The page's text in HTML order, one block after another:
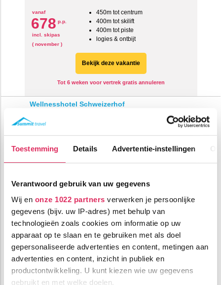
Toestemming Details Advertentie-instellingen
Verantwoord gebruik van uw gegevens
Wij en onze 1022 partners verwerken je persoonlijke
gegevens (bijv. uw IP-adres) met behulp van
technologieën zoals cookies om informatie op uw
apparaat op te slaan en te gebruiken met als doel
gepersonaliseerde advertenties en content, metingen aan
advertenties en content, inzicht in publiek en
productontwikkeling. U kunt kiezen wie uw gegevens
gebruikt en met welke doelen.
vanaf
678 p.p.
incl. skipas
( november )
450m tot centrum
400m tot skilift
400m tot piste
logies & ontbijt
Bekijk deze vakantie
Tot 6 weken voor vertrek gratis annuleren
Wellnesshotel Schweizerhof
€ 139pp
korting
Mooi 4-sterrenhotel met grote wellness (1000m2!) in Saas-
Fee!
vanaf
640
100m tot centrum
500m tot skilift
100m tot piste
halfpension